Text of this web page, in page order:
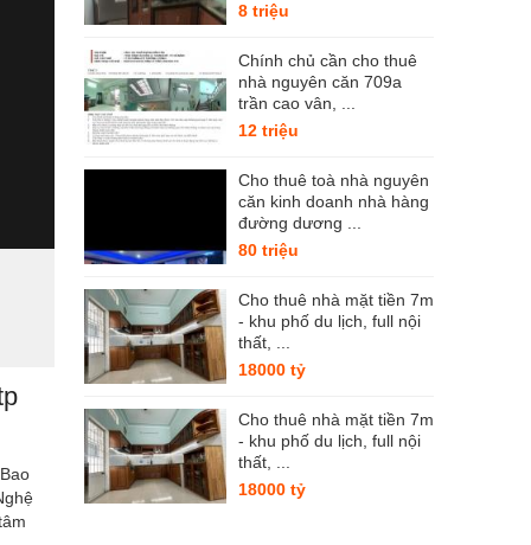
8 triệu
Chính chủ cần cho thuê
nhà nguyên căn 709a
trần cao vân, ...
12 triệu
Cho thuê toà nhà nguyên
căn kinh doanh nhà hàng
đường dương ...
80 triệu
Cho thuê nhà mặt tiền 7m
- khu phố du lịch, full nội
thất, ...
18000 tỷ
Cho thuê nhà mặt tiền 7m
- khu phố du lịch, full nội
thất, ...
18000 tỷ